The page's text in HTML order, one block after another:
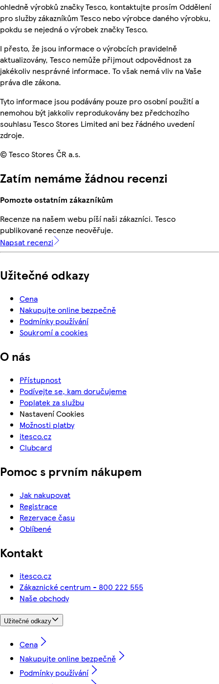
ohledně výrobků značky Tesco, kontaktujte prosím Oddělení
pro služby zákazníkům Tesco nebo výrobce daného výrobku,
pokdu se nejedná o výrobek značky Tesco.
I přesto, že jsou informace o výrobcích pravidelně
aktualizovány, Tesco nemůže přijmout odpovědnost za
jakékoliv nesprávné informace. To však nemá vliv na Vaše
práva dle zákona.
Tyto informace jsou podávány pouze pro osobní použití a
nemohou být jakkoliv reprodukovány bez předchozího
souhlasu Tesco Stores Limited ani bez řádného uvedení
zdroje.
© Tesco Stores ČR a.s.
Zatím nemáme žádnou recenzi
Pomozte ostatním zákazníkům
Recenze na našem webu píší naši zákazníci. Tesco
publikované recenze neověřuje.
Napsat recenzi
Užitečné odkazy
Cena
Nakupujte online bezpečně
Podmínky používání
Soukromí a cookies
O nás
Přístupnost
Podívejte se, kam doručujeme
Poplatek za službu
Nastavení Cookies
Možnosti platby
itesco.cz
Clubcard
Pomoc s prvním nákupem
Jak nakupovat
Registrace
Rezervace času
Oblíbené
Kontakt
itesco.cz
Zákaznické centrum - 800 222 555
Naše obchody
Užitečné odkazy
Cena
Nakupujte online bezpečně
Podmínky používání